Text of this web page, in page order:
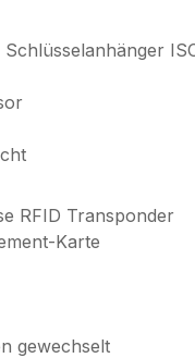
RFID Transponder
Karte
gewechselt